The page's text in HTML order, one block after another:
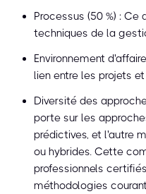
Processus (50 %) :
techniques de la
Environnement
lien entre les projets
Diversité des
porte sur les
prédictives, et l'autre
ou hybrides. Cette
professionnels
méthodologies